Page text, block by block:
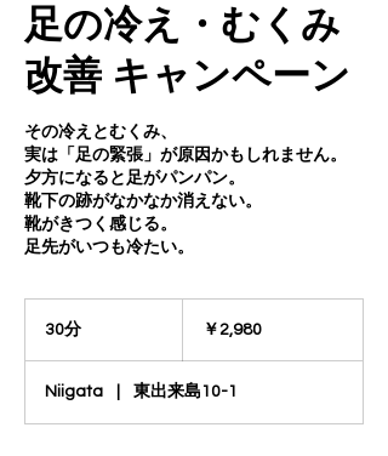
足の冷え・むくみ
改善 キャンペーン
その冷えとむくみ、
実は「足の緊張」が原因かもしれません。
夕方になると足がパンパン。
靴下の跡がなかなか消えない。
靴がきつく感じる。
30分 ￥2,980
Niigata 東出来島10-1